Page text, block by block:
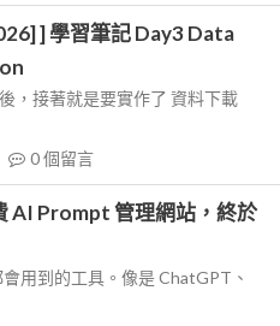
] 學習筆記 Day3 Data
，接著就是要實作了 資料下載
0個留言
AI Prompt 管理網站，終於
用到的工具。像是 ChatGPT、